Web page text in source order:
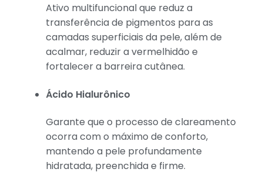
Ativo multifuncional que reduz a
transferência de pigmentos para as
camadas superficiais da pele, além de
acalmar, reduzir a vermelhidão e
fortalecer a barreira cutânea.
Ácido Hialurônico
Garante que o processo de clareamento
ocorra com o máximo de conforto,
mantendo a pele profundamente
hidratada, preenchida e firme.